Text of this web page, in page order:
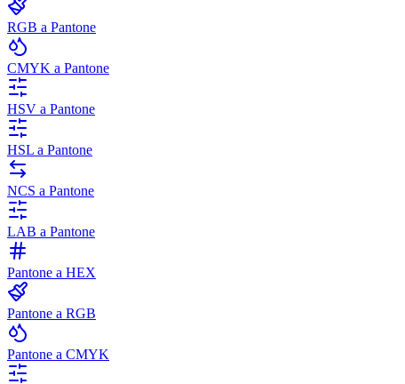
RGB a Pantone
CMYK a Pantone
HSV a Pantone
HSL a Pantone
NCS a Pantone
LAB a Pantone
Pantone a HEX
Pantone a RGB
Pantone a CMYK